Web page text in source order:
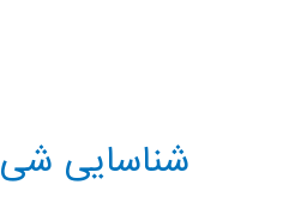
شناسایی شی